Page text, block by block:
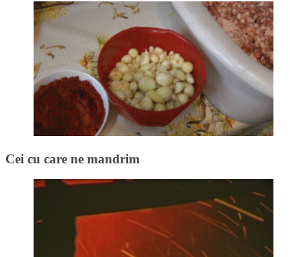
Cei cu care ne mandrim